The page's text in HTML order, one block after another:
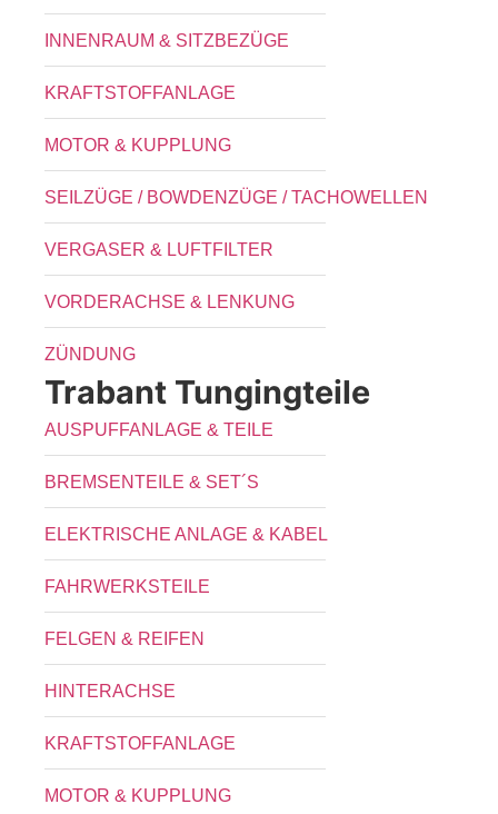
INNENRAUM & SITZBEZÜGE
KRAFTSTOFFANLAGE
MOTOR & KUPPLUNG
SEILZÜGE / BOWDENZÜGE / TACHOWELLEN
VERGASER & LUFTFILTER
VORDERACHSE & LENKUNG
ZÜNDUNG
Trabant Tungingteile
AUSPUFFANLAGE & TEILE
BREMSENTEILE & SET´S
ELEKTRISCHE ANLAGE & KABEL
FAHRWERKSTEILE
FELGEN & REIFEN
HINTERACHSE
KRAFTSTOFFANLAGE
MOTOR & KUPPLUNG